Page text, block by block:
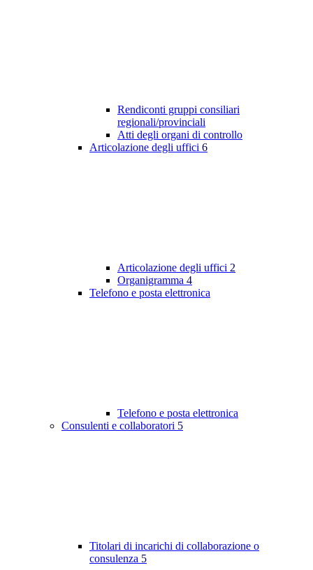
Rendiconti gruppi consiliari
regionali/provinciali
Atti degli organi di controllo
Articolazione degli uffici 6
Articolazione degli uffici 2
Organigramma 4
Telefono e posta elettronica
Telefono e posta elettronica
Consulenti e collaboratori 5
Titolari di incarichi di collaborazione o
consulenza 5